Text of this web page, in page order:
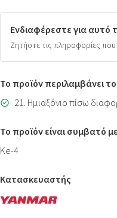
Ενδιαφέρεστε για αυτό
Ζητήστε τις πληροφορίες
Το προϊόν περιλαμβάνει
21. Ημιαξόνιο πίσω
Το προϊόν είναι συμβατό
Ke-4
Κατασκευαστής